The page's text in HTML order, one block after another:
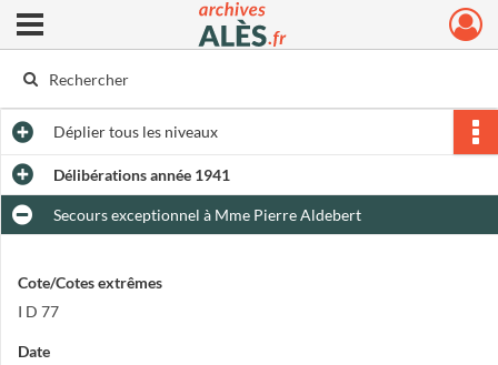
Archives municipales d'Alès
Ouvrir le menu déroulant
Dépliertous les niveaux
Délibérations année 1941
Secours exceptionnel à Mme Pierre Aldebert
Cote/Cotes extrêmes
I D 77
Date